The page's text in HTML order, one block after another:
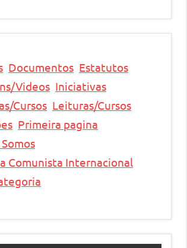
Documentos Estatutos
Videos Iniciativas
Cursos Leituras/Cursos
Primeira pagina
Comunista Internacional